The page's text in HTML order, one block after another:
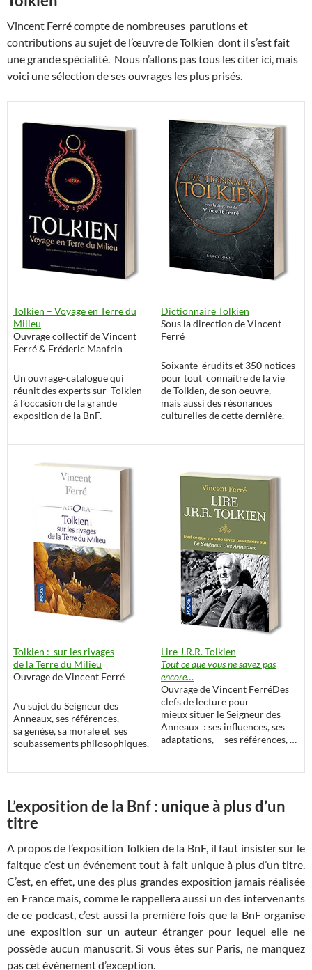
Vincent Ferré compte de nombreuses parutions et
contributions au sujet de l’œuvre de Tolkien dont il s’est fait
une grande spécialité. Nous n’allons pas tous les citer ici, mais
voici une sélection de ses ouvrages les plus prisés.
Tolkien – Voyage en Terre du
Milieu
Ouvrage collectif de Vincent
Ferré & Fréderic Manfrin
Un ouvrage-catalogue qui
réunit des experts sur Tolkien
à l’occasion de la grande
exposition de la BnF.
Dictionnaire Tolkien
Sous la direction de Vincent
Ferré
Soixante érudits et 350 notices
pour tout connaître de la vie
de Tolkien, de son oeuvre,
mais aussi des résonances
culturelles de cette dernière.
Tolkien : sur les rivages
de la Terre du Milieu
Ouvrage de Vincent Ferré
Au sujet du Seigneur des
Anneaux, ses références,
sa genèse, sa morale et ses
soubassements philosophiques.
Lire J.R.R. Tolkien
Tout ce que vous ne savez pas
encore…
Ouvrage de Vincent FerréDes
clefs de lecture pour
mieux situer le Seigneur des
Anneaux : ses influences, ses
adaptations, ses références, …
L’exposition de la Bnf : unique à plus d’un
titre
A propos de l’exposition Tolkien de la BnF, il faut insister sur le
faitque c’est un événement tout à fait unique à plus d’un titre.
C’est, en effet, une des plus grandes exposition jamais réalisée
en France mais, comme le rappellera aussi un des intervenants
de ce podcast, c’est aussi la première fois que la BnF organise
une exposition sur un auteur étranger pour lequel elle ne
possède aucun manuscrit. Si vous êtes sur Paris, ne manquez
pas cet événement d’exception.